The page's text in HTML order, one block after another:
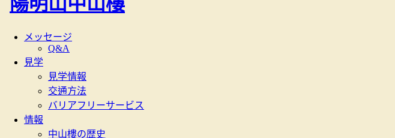
メッセージ
Q&A
見学
見学情報
交通方法
バリアフリーサービス
情報
中山樓の歴史